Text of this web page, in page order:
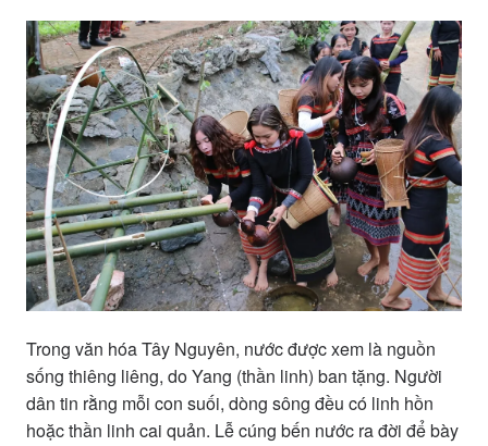
Trong văn hóa Tây Nguyên, nước được xem là nguồn
sống thiêng liêng, do Yang (thần linh) ban tặng. Người
dân tin rằng mỗi con suối, dòng sông đều có linh hồn
hoặc thần linh cai quản. Lễ cúng bến nước ra đời để bày